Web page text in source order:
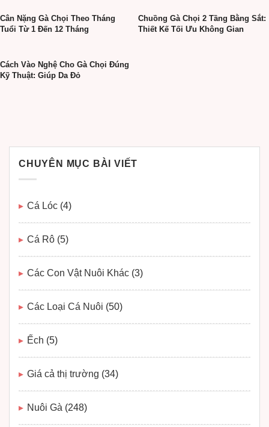
Cân Nặng Gà Chọi Theo Tháng
Tuổi Từ 1 Đến 12 Tháng
Chuồng Gà Chọi 2 Tầng Bằng Sắt:
Thiết Kế Tối Ưu Không Gian
Cách Vào Nghệ Cho Gà Chọi Đúng
Kỹ Thuật: Giúp Da Đỏ
CHUYÊN MỤC BÀI VIẾT
Cá Lóc (4)
Cá Rô (5)
Các Con Vật Nuôi Khác (3)
Các Loại Cá Nuôi (50)
Ếch (5)
Giá cả thị trường (34)
Nuôi Gà (248)